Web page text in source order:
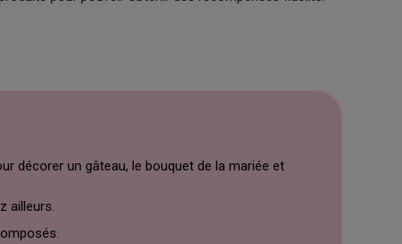
décorer un gâteau, le bouquet de la mariée et
ailleurs.